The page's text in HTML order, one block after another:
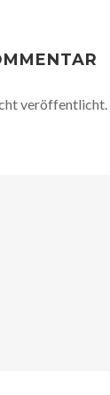
veröffentlicht.